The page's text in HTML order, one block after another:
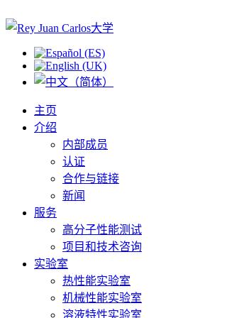
主页
介绍
内部成员
认证
合作与链接
新闻
服务
高分子性能测试
项目和技术咨询
实验室
热性能实验室
机械性能实验室
溶液特性实验室